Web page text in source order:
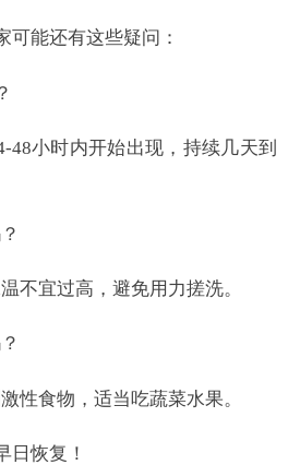
可能还有这些疑问：
48小时内开始出现，持续几天到
不宜过高，避免用力搓洗。
性食物，适当吃蔬菜水果。
日恢复！